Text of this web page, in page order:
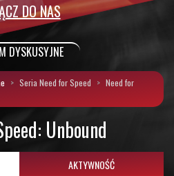
DO NAS
DYSKUSYJNE
Seria Need for Speed
Need for
Unbound
AKTYWNOŚĆ